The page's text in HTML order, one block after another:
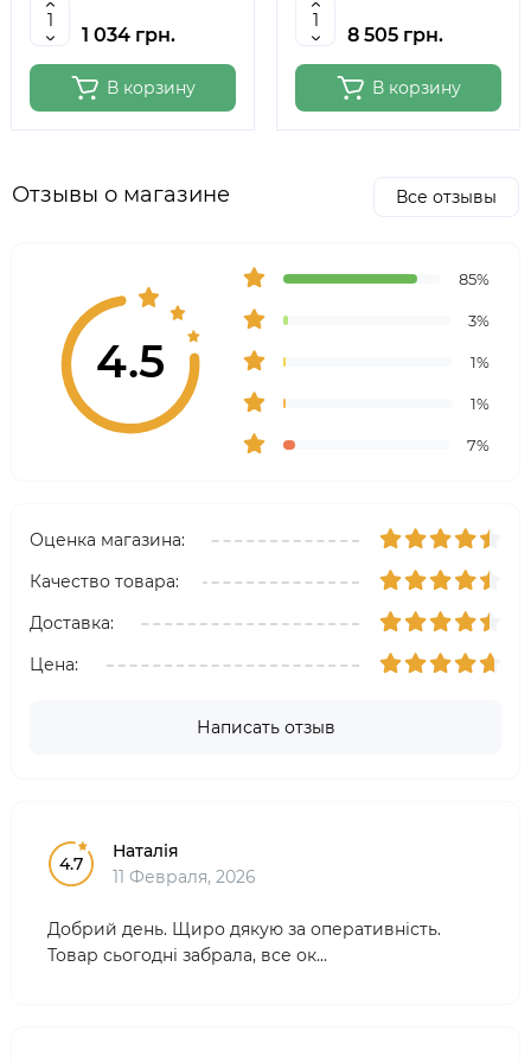
Studio
1 034 грн.
В корзину
6059
8 505 грн.
В корзину
Отзывы о магазине Все отзывы
4.5
85%
3%
1%
1%
7%
Оценка магазина:
Качество товара:
Доставка:
Цена:
Написать отзыв
4.7
Наталія
11 Февраля, 2026
Добрий день. Щиро дякую за оперативність.
Товар сьогодні забрала, все ок...